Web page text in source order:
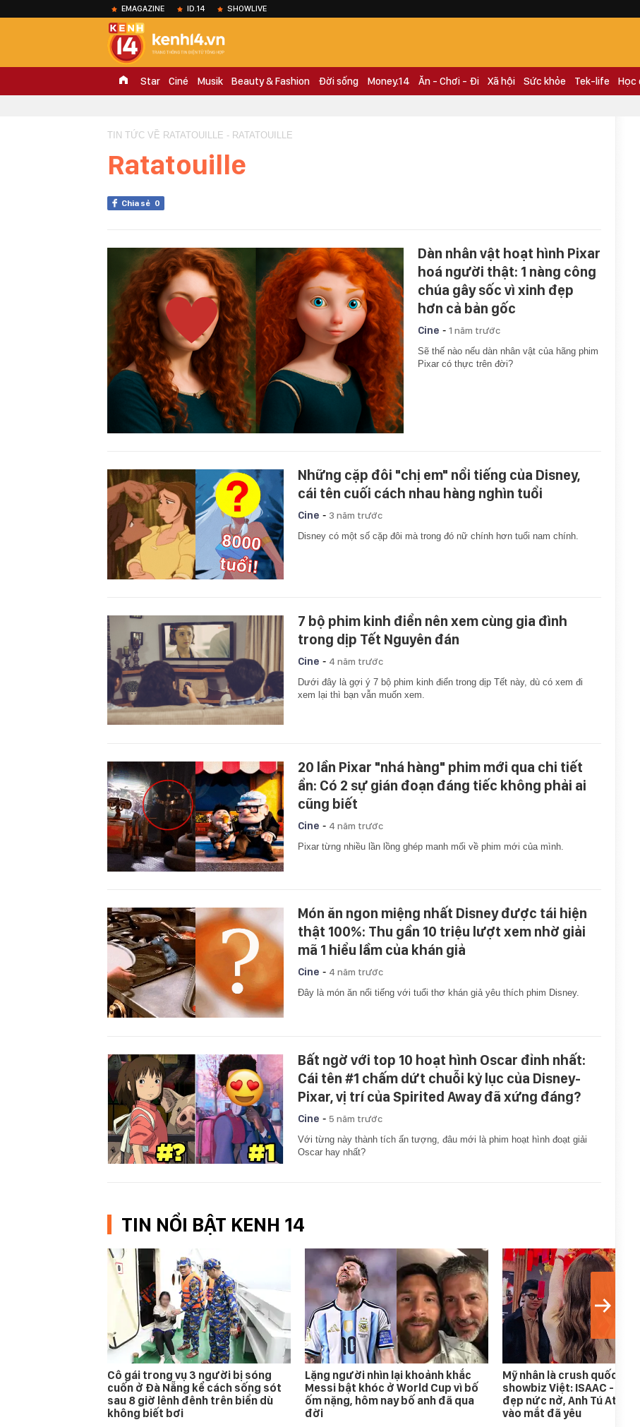
EMAGAZINE ID.14 SHOWLIVE
Star Ciné Musik Beauty & Fashion Đời sống Money.14 Ăn - Chơi - Đi Xã hội Sức khỏe Tek-life Học
TIN TỨC VỀ RATATOUILLE - RATATOUILLE
Ratatouille
Chia sẻ 0
Dàn nhân vật hoạt hình Pixar
hoá người thật: 1 nàng công
chúa gây sốc vì xinh đẹp
hơn cả bản gốc
Cine - 1 năm trước
Sẽ thế nào nếu dàn nhân vật của hãng phim
Pixar có thực trên đời?
Những cặp đôi "chị em" nổi tiếng của Disney,
cái tên cuối cách nhau hàng nghìn tuổi
Cine - 3 năm trước
Disney có một số cặp đôi mà trong đó nữ chính hơn tuổi nam chính.
7 bộ phim kinh điển nên xem cùng gia đình
trong dịp Tết Nguyên đán
Cine - 4 năm trước
Dưới đây là gợi ý 7 bộ phim kinh điển trong dịp Tết này, dù có xem đi
xem lại thì bạn vẫn muốn xem.
20 lần Pixar "nhá hàng" phim mới qua chi tiết
ẩn: Có 2 sự gián đoạn đáng tiếc không phải ai
cũng biết
Cine - 4 năm trước
Pixar từng nhiều lần lồng ghép manh mối về phim mới của mình.
Món ăn ngon miệng nhất Disney được tái hiện
thật 100%: Thu gần 10 triệu lượt xem nhờ giải
mã 1 hiểu lầm của khán giả
Cine - 4 năm trước
Đây là món ăn nổi tiếng với tuổi thơ khán giả yêu thích phim Disney.
Bất ngờ với top 10 hoạt hình Oscar đỉnh nhất:
Cái tên #1 chấm dứt chuỗi kỷ lục của Disney-
Pixar, vị trí của Spirited Away đã xứng đáng?
Cine - 5 năm trước
Với từng này thành tích ấn tượng, đâu mới là phim hoạt hình đoạt giải
Oscar hay nhất?
TIN NỔI BẬT KENH 14
Cô gái trong vụ 3 người bị sóng
cuốn ở Đà Nẵng kể cách sống sót
sau 8 giờ lênh đênh trên biển dù
không biết bơi
Lặng người nhìn lại khoảnh khắc
Messi bật khóc ở World Cup vì bố
ốm nặng, hôm nay bố anh đã qua
đời
Mỹ nhân là crush quốc dân
showbiz Việt: ISAAC - Binz
đẹp nức nở, Anh Tú Atus
vào mắt đã yêu